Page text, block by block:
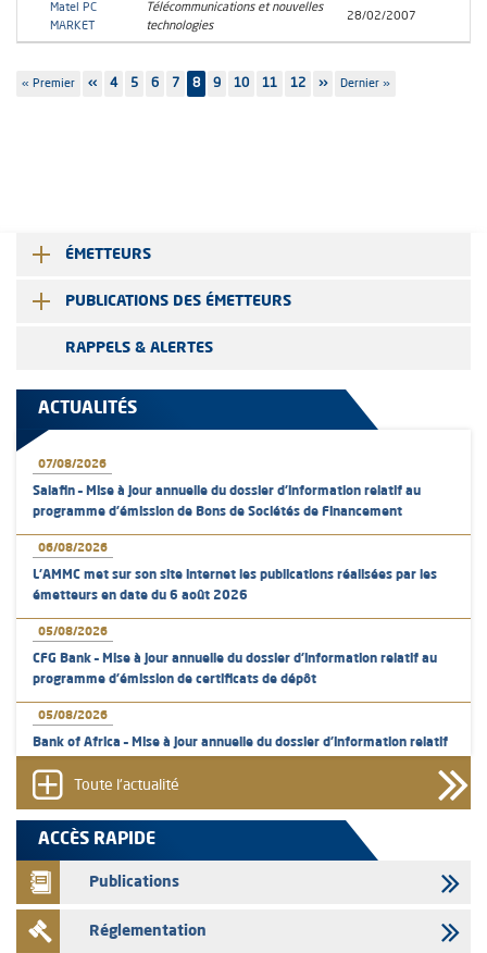
Matel PC
MARKET
Télécommunications et nouvelles
technologies
28/02/2007
Pagination
Première
« Premier
Page
‹‹ Page
4 Page
5 Page
6 Page
7 8 Page
9 Page
10 Page
11 Page
12
Page
››
Dernière
Dernier »
ÉMETTEURS
PUBLICATIONS DES ÉMETTEURS
RAPPELS & ALERTES
ACTUALITÉS
07/08/2026
Salafin – Mise à jour annuelle du dossier d’information relatif au
programme d'émission de Bons de Sociétés de Financement
06/08/2026
L’AMMC met sur son site internet les publications réalisées par les
émetteurs en date du 6 août 2026
05/08/2026
CFG Bank – Mise à jour annuelle du dossier d’information relatif au
programme d'émission de certificats de dépôt
05/08/2026
Bank of Africa – Mise à jour annuelle du dossier d’information relatif
05/08/2026
L’AMMC met sur son site internet les publications réalisées par les
émetteurs en date du 5 août 2026
04/08/2026
L’AMMC met sur son site internet les publications réalisées par les
émetteurs en date du 4 août 2026
Toute l'actualité
ACCÈS RAPIDE
Publications
Réglementation